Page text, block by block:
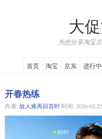
大
为您分享淘宝
首页 淘宝 京东 进行中
开春热练
作者: 故人难再回首时 时间: 2026-02-25